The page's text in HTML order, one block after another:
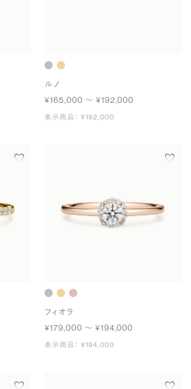
ルノ
¥165,000 〜 ¥192,000
表示商品： ¥192,000
フィオラ
¥179,000 〜 ¥194,000
表示商品： ¥194,000